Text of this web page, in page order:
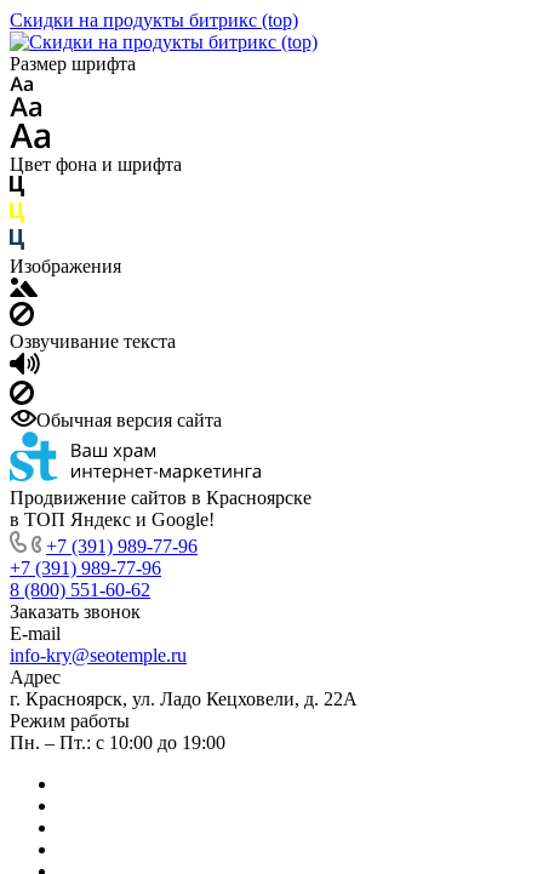
Скидки на продукты битрикс (top)
Размер шрифта
Цвет фона и шрифта
Изображения
Озвучивание текста
Обычная версия сайта
Продвижение сайтов в Красноярске
в ТОП Яндекс и Google!
+7 (391) 989-77-96
+7 (391) 989-77-96
8 (800) 551-60-62
Заказать звонок
E-mail
info-kry@seotemple.ru
Адрес
г. Красноярск, ул. Ладо Кецховели, д. 22А
Режим работы
Пн. – Пт.: с 10:00 до 19:00